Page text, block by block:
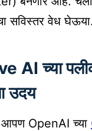
सविस्तर वेध घेऊया.
AI च्या
उदय
आपण OpenAI च्या